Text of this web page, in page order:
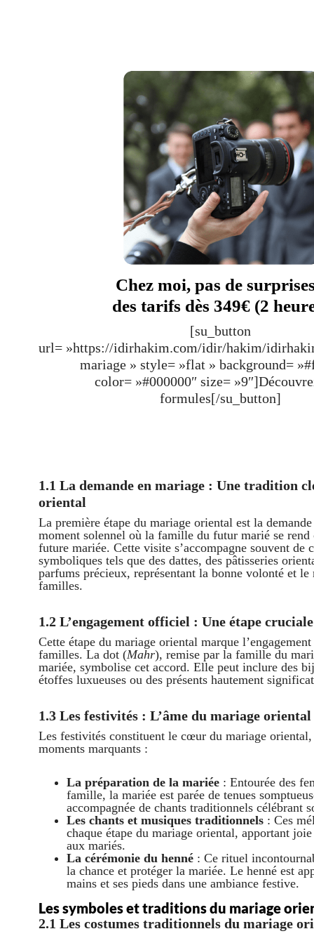
Chez moi, pas de
des tarifs dès 349€ (2
[su_button
url= »https://idirhakim.com/idir/hakim/
mariage » style= »flat » background=
color= »#000000″ size=
formules[/su_button]
1.1 La demande en mariage : Une tradition
oriental
La première étape du mariage oriental est la
moment solennel où la famille du futur marié se rend
future mariée. Cette visite s’accompagne souvent de
symboliques tels que des dattes, des pâtisseries
parfums précieux, représentant la bonne volonté et le
familles.
1.2 L’engagement officiel : Une étape cruciale
Cette étape du mariage oriental marque
familles. La dot (Mahr), remise par la famille du
mariée, symbolise cet accord. Elle peut inclure des
étoffes luxueuses ou des présents hautement
1.3 Les festivités : L’âme du mariage oriental
Les festivités constituent le cœur du mariage oriental,
moments marquants :
La préparation de la mariée : Entourée des
famille, la mariée est parée de tenues
accompagnée de chants traditionnels célébrant
Les chants et musiques traditionnels : Ces
chaque étape du mariage oriental, apportant
aux mariés.
La cérémonie du henné : Ce rituel
la chance et protéger la mariée. Le henné est
mains et ses pieds dans une ambiance festive.
Les symboles et traditions du mariage
2.1 Les costumes traditionnels du mariage